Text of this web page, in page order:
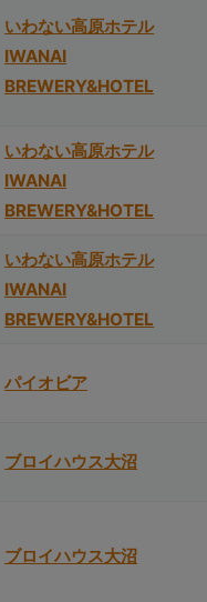
いわない高原ホテル
IWANAI
BREWERY&HOTEL
いわない高原ホテル
IWANAI
BREWERY&HOTEL
いわない高原ホテル
IWANAI
BREWERY&HOTEL
パイオビア
ブロイハウス⼤沼
ブロイハウス⼤沼